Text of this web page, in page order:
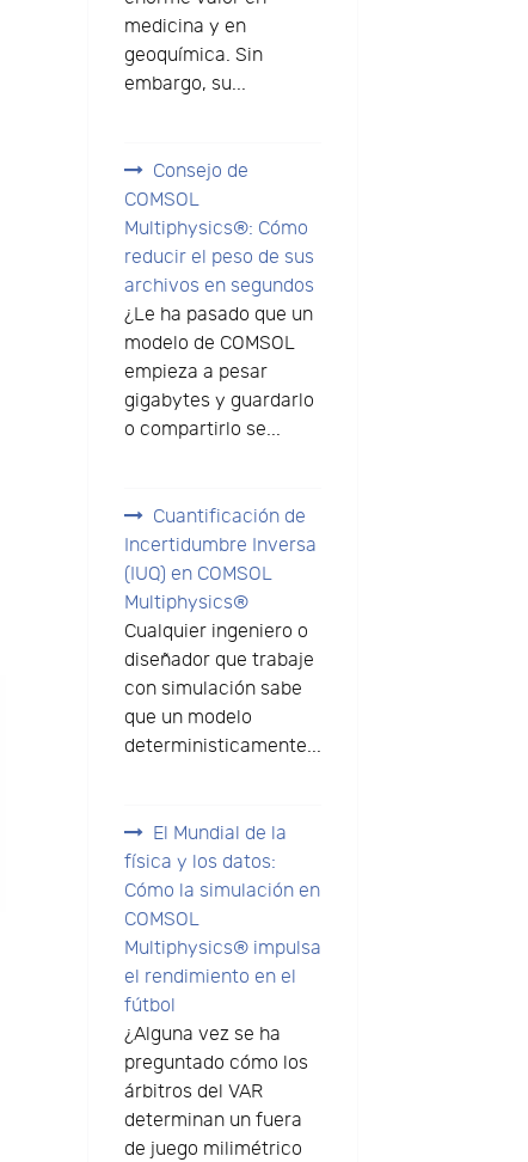
medicina y en
geoquímica. Sin
embargo, su...
Consejo de
COMSOL
Multiphysics®: Cómo
reducir el peso de sus
archivos en segundos
¿Le ha pasado que un
modelo de COMSOL
empieza a pesar
gigabytes y guardarlo
o compartirlo se...
Cuantificación de
Incertidumbre Inversa
(IUQ) en COMSOL
Multiphysics®
Cualquier ingeniero o
diseñador que trabaje
con simulación sabe
que un modelo
deterministicamente...
El Mundial de la
física y los datos:
Cómo la simulación en
COMSOL
Multiphysics® impulsa
el rendimiento en el
fútbol
¿Alguna vez se ha
preguntado cómo los
árbitros del VAR
determinan un fuera
de juego milimétrico